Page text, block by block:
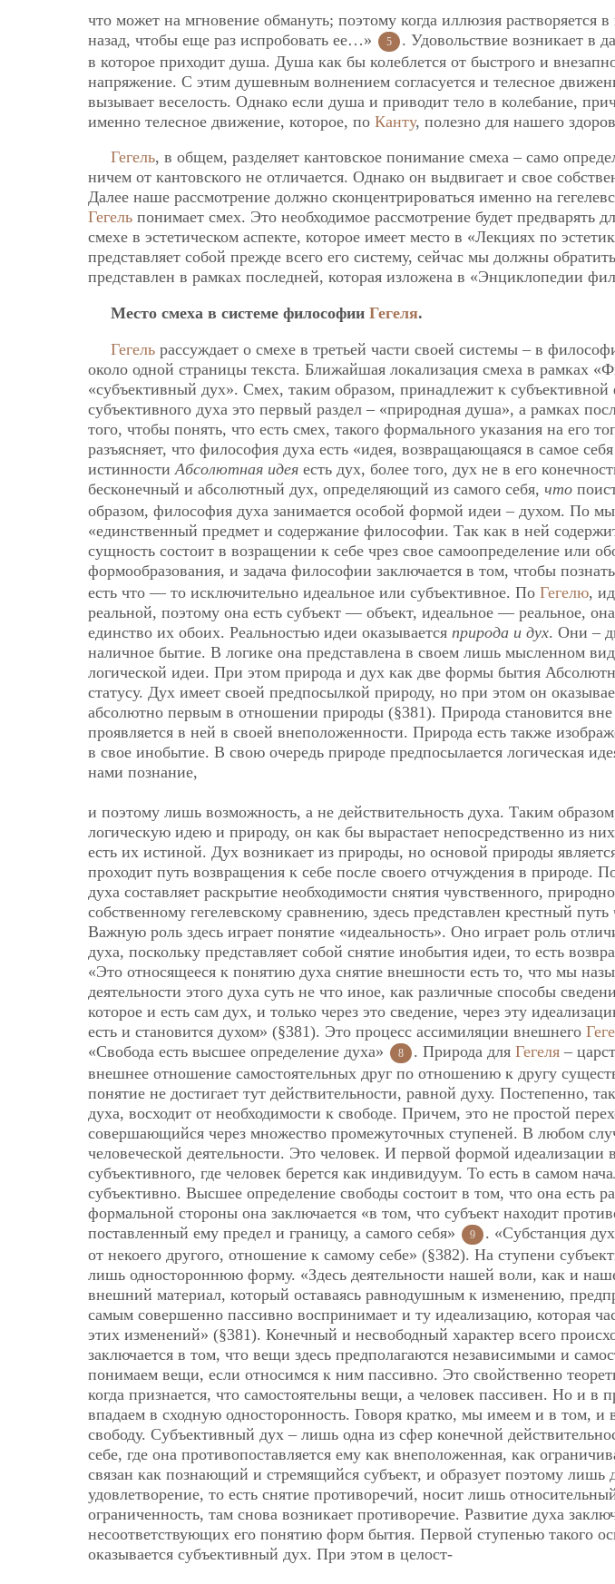
что может на мгновение обмануть; поэтому когда иллюзия растворяется
назад, чтобы еще раз испробовать ее…»
5
. Удовольствие возникает в
в которое приходит душа. Душа как бы колеблется от быстрого и
напряжение. С этим душевным волнением согласуется и телесное
вызывает веселость. Однако если душа и приводит тело в колебание,
именно телесное движение, которое, по Канту, полезно для нашего
Гегель, в общем, разделяет кантовское понимание смеха – само
ничем от кантовского не отличается. Однако он выдвигает и свое
Далее наше рассмотрение должно сконцентрироваться именно на
Гегель понимает смех. Это необходимое рассмотрение будет предварять
смехе в эстетическом аспекте, которое имеет место в «Лекциях по
представляет собой прежде всего его систему, сейчас мы должны
представлен в рамках последней, которая изложена в «Энциклопедии
Место смеха в системе философии Гегеля.
Гегель рассуждает о смехе в третьей части своей системы – в
около одной страницы текста. Ближайшая локализация смеха в рамках
«субъективный дух». Смех, таким образом, принадлежит к
субъективного духа это первый раздел – «природная душа», а рамках
того, чтобы понять, что есть смех, такого формального указания на его
разъясняет, что философия духа есть «идея, возвращающаяся в самое
истинности Абсолютная идея есть дух, более того, дух не в его
бесконечный и абсолютный дух, определяющий из самого себя, что
образом, философия духа занимается особой формой идеи – духом. По
«единственный предмет и содержание философии. Так как в ней
сущность состоит в возращении к себе чрез свое самоопределение или
формообразования, и задача философии заключается в том, чтобы
есть что — то исключительно идеальное или субъективное. По Гегелю,
реальной, поэтому она есть субъект — объект, идеальное — реальное,
единство их обоих. Реальностью идеи оказывается природа и дух. Они –
наличное бытие. В логике она представлена в своем лишь мысленном
логической идеи. При этом природа и дух как две формы бытия
статусу. Дух имеет своей предпосылкой природу, но при этом он
абсолютно первым в отношении природы (§381). Природа становится
проявляется в ней в своей внеположенности. Природа есть также
в свое инобытие. В свою очередь природе предпосылается логическая
нами познание,
и поэтому лишь возможность, а не действительность духа. Таким
логическую идею и природу, он как бы вырастает непосредственно из
есть их истиной. Дух возникает из природы, но основой природы
проходит путь возвращения к себе после своего отчуждения в природе.
духа составляет раскрытие необходимости снятия чувственного,
собственному гегелевскому сравнению, здесь представлен крестный путь
Важную роль здесь играет понятие «идеальность». Оно играет роль
духа, поскольку представляет собой снятие инобытия идеи, то есть
«Это относящееся к понятию духа снятие внешности есть то, что мы
деятельности этого духа суть не что иное, как различные способы
которое и есть сам дух, и только через это сведение, через эту
есть и становится духом» (§381). Это процесс ассимиляции внешнего
«Свобода есть высшее определение духа»
8 . Природа для Гегеля –
внешнее отношение самостоятельных друг по отношению к другу
понятие не достигает тут действительности, равной духу. Постепенно,
духа, восходит от необходимости к свободе. Причем, это не простой
совершающийся через множество промежуточных ступеней. В любом
человеческой деятельности. Это человек. И первой формой идеализации
субъективного, где человек берется как индивидуум. То есть в самом
субъективно. Высшее определение свободы состоит в том, что она есть
формальной стороны она заключается «в том, что субъект находит
поставленный ему предел и границу, а самого себя»
9
. «Субстанция
от некоего другого, отношение к самому себе» (§382). На ступени
лишь одностороннюю форму. «Здесь деятельности нашей воли, как и
внешний материал, который оставаясь равнодушным к изменению,
самым совершенно пассивно воспринимает и ту идеализацию, которая
этих изменений» (§381). Конечный и несвободный характер всего
заключается в том, что вещи здесь предполагаются независимыми и
понимаем вещи, если относимся к ним пассивно. Это свойственно
когда признается, что самостоятельны вещи, а человек пассивен. Но и в
впадаем в сходную односторонность. Говоря кратко, мы имеем и в том,
свободу. Субъективный дух – лишь одна из сфер конечной
себе, где она противопоставляется ему как внеположенная, как
связан как познающий и стремящийся субъект, и образует поэтому
удовлетворение, то есть снятие противоречий, носит лишь
ограниченность, там снова возникает противоречие. Развитие духа
несоответствующих его понятию форм бытия. Первой ступенью такого
оказывается субъективный дух. При этом в целост-